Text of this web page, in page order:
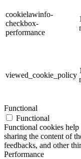
cookielawinfo-
checkbox-
performance
viewed_cookie_policy
Functional
Functional
Functional cookies
sharing the content of
feedbacks, and other
Performance